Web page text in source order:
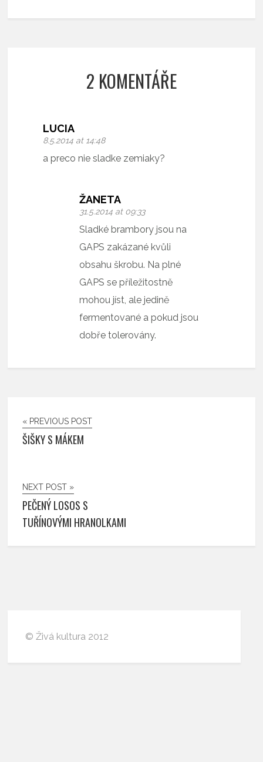
2 KOMENTÁŘE
LUCIA
8.5.2014 at 14:48
a preco nie sladke zemiaky?
ŽANETA
31.5.2014 at 09:33
Sladké brambory jsou na
GAPS zakázané kvůli
obsahu škrobu. Na plné
GAPS se příležitostně
mohou jíst, ale jedině
fermentované a pokud jsou
dobře tolerovány.
« PREVIOUS POST
ŠIŠKY S MÁKEM
NEXT POST »
PEČENÝ LOSOS S
TUŘÍNOVÝMI HRANOLKAMI
© Živá kultura 2012